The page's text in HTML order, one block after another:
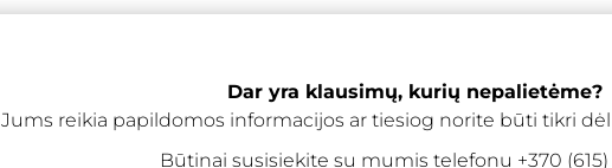
Dar yra klausimų, kurių nepalietėme?
Jums reikia papildomos informacijos ar tiesiog norite būti tikri
Būtinai susisiekite su mumis telefonu +370 (615)